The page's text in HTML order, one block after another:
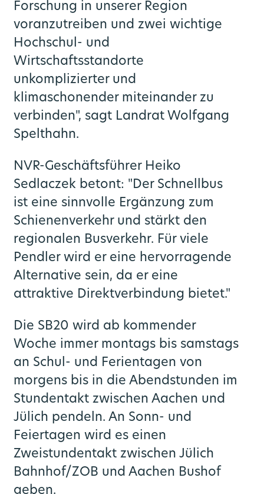
Forschung in unserer Region
voranzutreiben und zwei wichtige
Hochschul- und
Wirtschaftsstandorte
unkomplizierter und
klimaschonender miteinander zu
verbinden", sagt Landrat Wolfgang
Spelthahn.
NVR-Geschäftsführer Heiko
Sedlaczek betont: "Der Schnellbus
ist eine sinnvolle Ergänzung zum
Schienenverkehr und stärkt den
regionalen Busverkehr. Für viele
Pendler wird er eine hervorragende
Alternative sein, da er eine
attraktive Direktverbindung bietet."
Die SB20 wird ab kommender
Woche immer montags bis samstags
an Schul- und Ferientagen von
morgens bis in die Abendstunden im
Stundentakt zwischen Aachen und
Jülich pendeln. An Sonn- und
Feiertagen wird es einen
Zweistundentakt zwischen Jülich
Bahnhof/ZOB und Aachen Bushof
geben.